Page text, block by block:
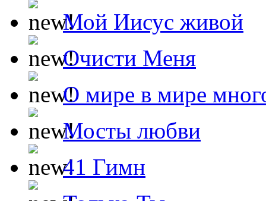
Мой Иисус живой
Очисти Меня
О мире в мире
Мосты любви
41 Гимн